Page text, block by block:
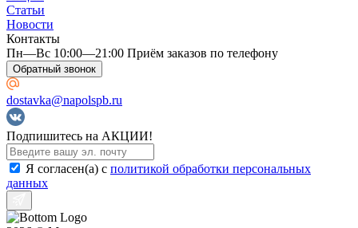
Статьи
Новости
Контакты
Пн—Вс 10:00—21:00 Приём заказов по телефону
Обратный звонок
dostavka@napolspb.ru
Подпишитесь на АКЦИИ!
Я согласен(a) с политикой обработки персональных
данных